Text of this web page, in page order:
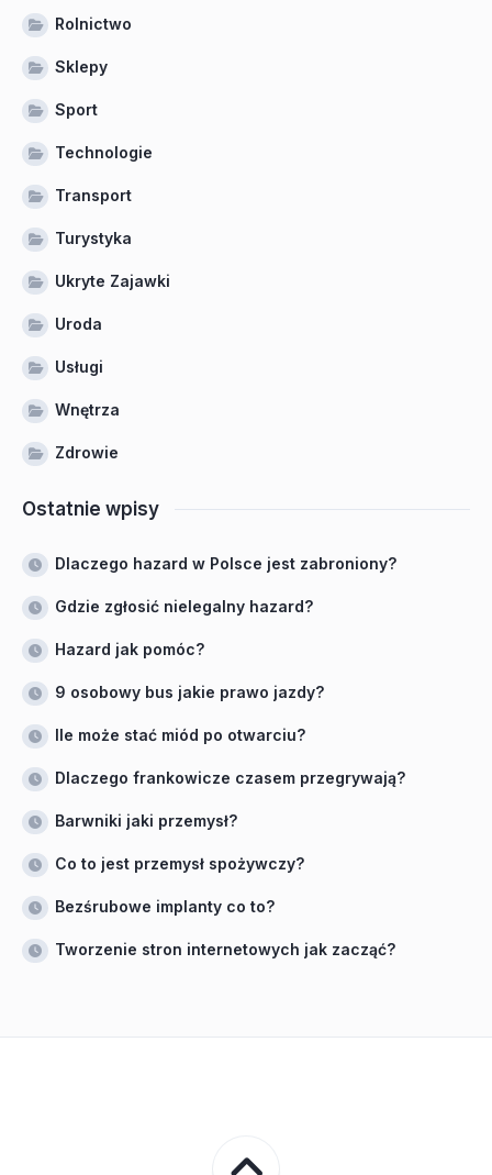
Rolnictwo
Sklepy
Sport
Technologie
Transport
Turystyka
Ukryte Zajawki
Uroda
Usługi
Wnętrza
Zdrowie
Ostatnie wpisy
Dlaczego hazard w Polsce jest zabroniony?
Gdzie zgłosić nielegalny hazard?
Hazard jak pomóc?
9 osobowy bus jakie prawo jazdy?
Ile może stać miód po otwarciu?
Dlaczego frankowicze czasem przegrywają?
Barwniki jaki przemysł?
Co to jest przemysł spożywczy?
Bezśrubowe implanty co to?
Tworzenie stron internetowych jak zacząć?